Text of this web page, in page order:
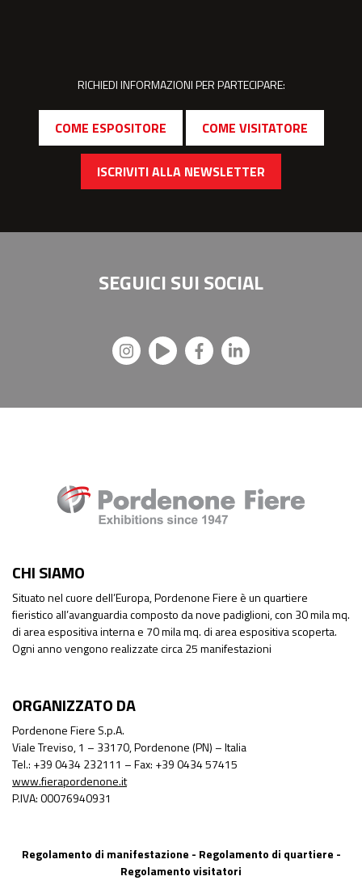
RICHIEDI INFORMAZIONI PER PARTECIPARE:
COME ESPOSITORE COME VISITATORE
ISCRIVITI ALLA NEWSLETTER
SEGUICI SUISOCIAL
CHI SIAMO
Situato nel cuore dell’Europa, Pordenone Fiere è un quartiere
fieristico all’avanguardia composto da nove padiglioni, con 30 mila mq.
di area espositiva interna e 70 mila mq. di area espositiva scoperta.
Ogni anno vengono realizzate circa 25 manifestazioni
ORGANIZZATO DA
Pordenone Fiere S.p.A.
Viale Treviso, 1 – 33170, Pordenone (PN) – Italia
Tel.: +39 0434 232111 – Fax: +39 0434 57415
www.fierapordenone.it
P.IVA: 00076940931
Regolamento di manifestazione - Regolamento di quartiere -
Regolamento visitatori